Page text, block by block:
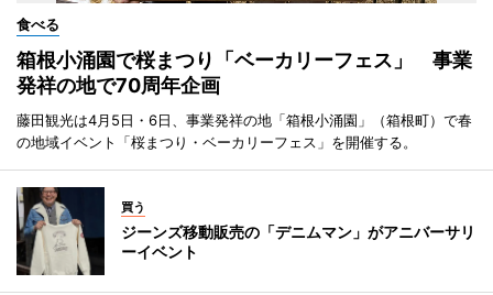
食べる
箱根小涌園で桜まつり「ベーカリーフェス」 事業
発祥の地で70周年企画
藤田観光は4月5日・6日、事業発祥の地「箱根小涌園」（箱根町）で春
の地域イベント「桜まつり・ベーカリーフェス」を開催する。
買う
ジーンズ移動販売の「デニムマン」がアニバーサリ
ーイベント